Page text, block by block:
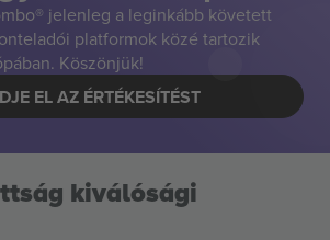
jelenleg a leginkább követett
platformok közé tartozik
Köszönjük!
EL AZ ÉRTÉKESÍTÉST
kiválósági